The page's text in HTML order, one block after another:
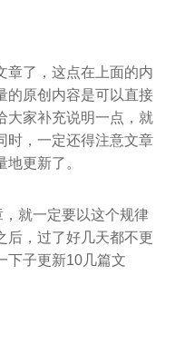
章了，这点在上面的内
的原创内容是可以直接
大家补充说明一点，就
时，一定还得注意文章
更新了。
就一定要以这个规律
后，过了好几天都不更
下子更新10几篇文